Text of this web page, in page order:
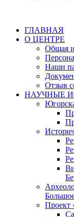
ГЛАВНАЯ
О ЦЕНТРЕ
Общая
Наши
Отзыв
НАУЧНЫЕ
Проект